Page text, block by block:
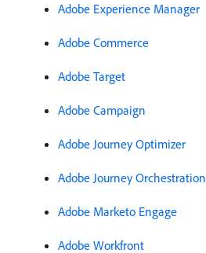
Adobe Experience Manager
Adobe Commerce
Adobe Target
Adobe Campaign
Adobe Journey Optimizer
Adobe Journey Orchestration
Adobe Marketo Engage
Adobe Workfront